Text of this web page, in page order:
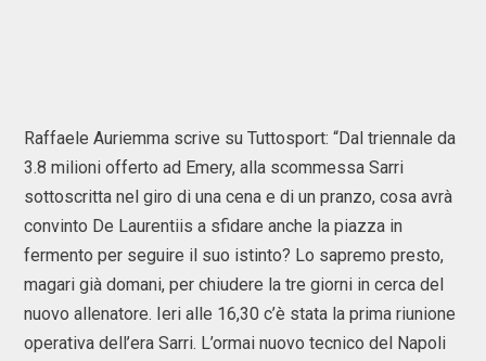
Raffaele Auriemma scrive su Tuttosport: “Dal triennale da
3.8 milioni offerto ad Emery, alla scommessa Sarri
sottoscritta nel giro di una cena e di un pranzo, cosa avrà
convinto De Laurentiis a sfidare anche la piazza in
fermento per seguire il suo istinto? Lo sapremo presto,
magari già domani, per chiudere la tre giorni in cerca del
nuovo allenatore. Ieri alle 16,30 c’è stata la prima riunione
operativa dell’era Sarri. L’ormai nuovo tecnico del Napoli